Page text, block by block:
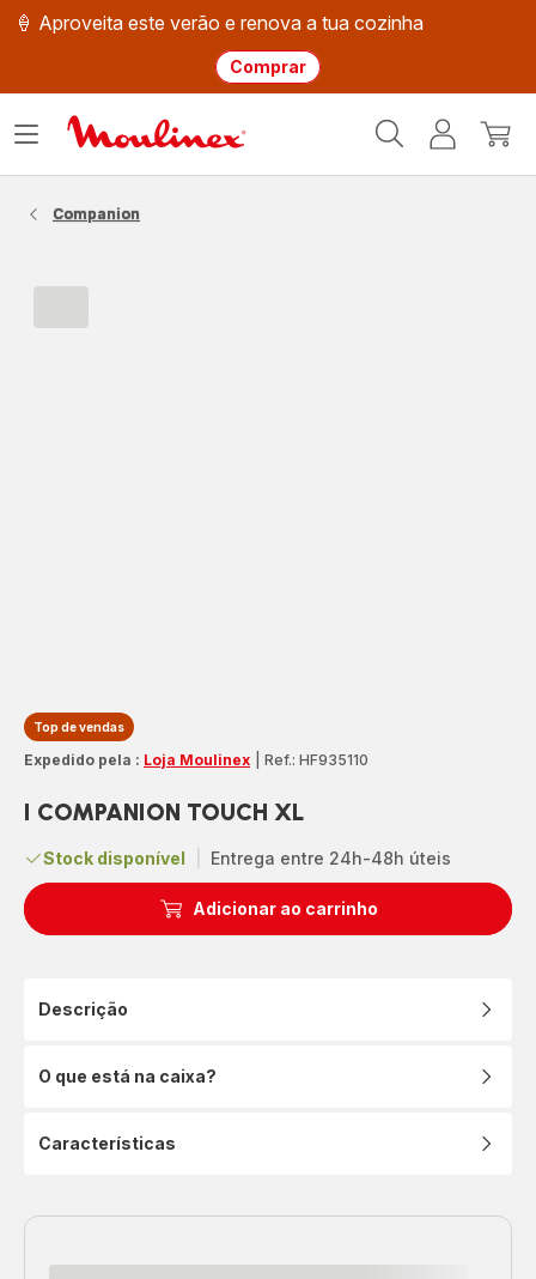
🍦 Aproveita este verão e renova a tua cozinha
Comprar
Moulinex
O
Abrir
Companion
Top de vendas
Expedido pela : Loja Moulinex Ref.: HF935110
I COMPANION TOUCH XL
Stock disponível Entrega entre 24h-48h úteis
Adicionar ao carrinho
Descrição
O que está na caixa?
Características